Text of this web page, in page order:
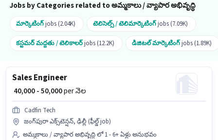
Jobs by Categories related to అమ్మకాలు / వ్యాపార అభివృద్ధి
మార్కెటింగ్jobs (2.04K) టెలిసెల్స్ / టెలిమార్కెటింగ్jobs (7.09K)
కస్టమర్ మద్దతు / టెలికాలర్jobs (12.2K) డిజిటల్ మార్కెటింగ్jobs (1.89K)
Sales Engineer
₹ 40,000 - 50,000per నెల
Cadfin Tech
జంగ్‌పురా ఎక్స్‌టెన్షన్, ఢిల్లీ (ఫీల్డ్ job)
అమ్మకాలు / వ్యాపార అభివృద్ధి లో 1 - 6+ ఏళ్లు అనుభవం